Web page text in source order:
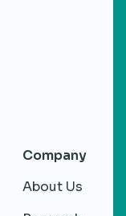
Company
About Us